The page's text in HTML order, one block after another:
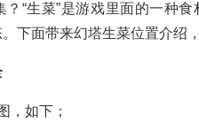
？“生菜”是游戏里面的一种
下面带来幻塔生菜位置介绍
，如下；